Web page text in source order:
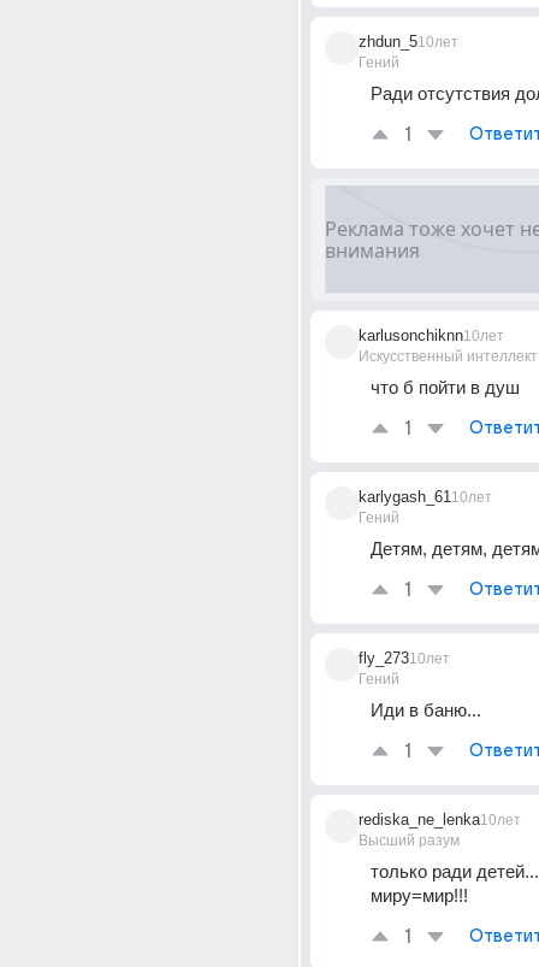
zhdun_5
Гений
10лет
Ради отсутствия
1
karlusonchiknn
Искусственный интеллект
10лет
что б пойти в душ
1
karlygash_61
Гений
10лет
Детям, детям,
1
fly_273
Гений
10лет
Иди в баню...
1
rediska_ne_lenka
Высший разум
10лет
только ради
миру=мир!!!
1